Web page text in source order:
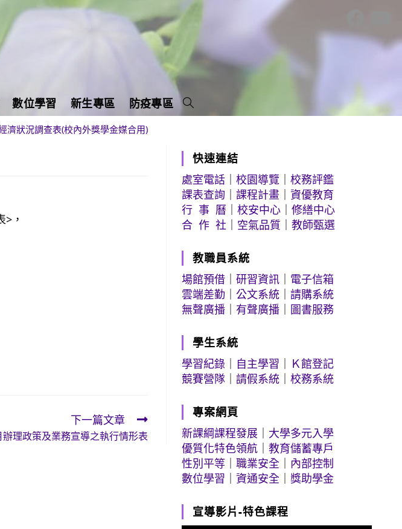
數位學習 新生專區 防疫專區
濟狀況調查表(校內外獎學金媒合用)
，
下一篇文章
辦理政策及業務宣導之執行情形表
快速連結
處室電話 ｜校園導覽 ｜校務評鑑
課表查詢 ｜課程計畫 ｜資優教育
行 事 曆 ｜校安中心 ｜修繕中心
合 作 社
空氣品質 ｜教師甄選
教職員系統
場館預借 ｜研習資訊
電子信箱
雲端差勤 ｜公文系統 ｜請購系統
無聲廣播
有聲廣播 圖書服務
學生系統
學習紀錄
自主學習
Ｋ館登記
競賽營隊 ｜請假系統 ｜校務系統
專案網頁
新課綱課程發展
大學多元入學
優質化特色領航 ｜教育儲蓄專戶
性別平等 ｜職業安全
內部控制
數位學習 ｜資通安全 ｜獎助學金
宣導影片-特色課程